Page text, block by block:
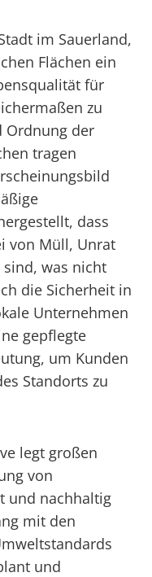
im Sauerland,
Flächen ein
für
zu
Ordnung der
tragen
dass
von Müll, Unrat
was nicht
die Sicherheit in
Unternehmen
gepflegte
um Kunden
Standorts zu
legt großen
von
und nachhaltig
mit den
und